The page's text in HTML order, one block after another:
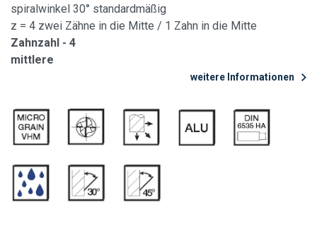
spiralwinkel 30° standardmäßig
z = 4 zwei Zähne in die Mitte / 1 Zahn in die Mitte
Zahnzahl - 4
mittlere
weitere Informationen